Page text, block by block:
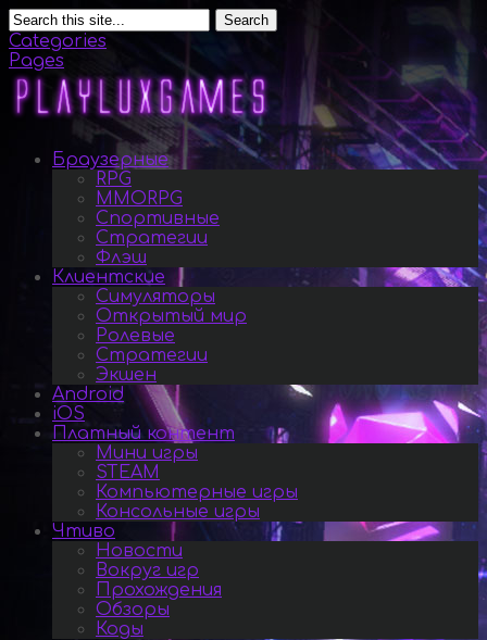
Search
Categories
Pages
Браузерные
RPG
MMORPG
Спортивные
Стратегии
Флэш
Клиентские
Симуляторы
Открытый мир
Ролевые
Стратегии
Экшен
Android
iOS
Платный контент
Мини игры
STEAM
Компьютерные игры
Консольные игры
Чтиво
Новости
Вокруг игр
Прохождения
Обзоры
Коды